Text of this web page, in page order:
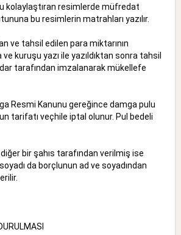
kolaylaştıran resimlerde müfredat
bu resimlerin matrahları yazılır.
ve tahsil edilen para miktarının
kuruşu yazı ile yazıldıktan sonra tahsil
tarafından imzalanarak mükellefe
Resmi Kanunu gereğince damga pulu
tarifatı veçhile iptal olunur. Pul bedeli
bir şahıs tarafından verilmiş ise
da borçlunun ad ve soyadından